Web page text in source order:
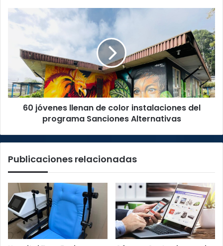
60
jóvenes
color
instalaciones
programa
Sanciones
Alternativas
60 jóvenes llenan de color instalaciones del
programa Sanciones Alternativas
Publicaciones relacionadas